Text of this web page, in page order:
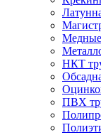
НКТ
ПВХ